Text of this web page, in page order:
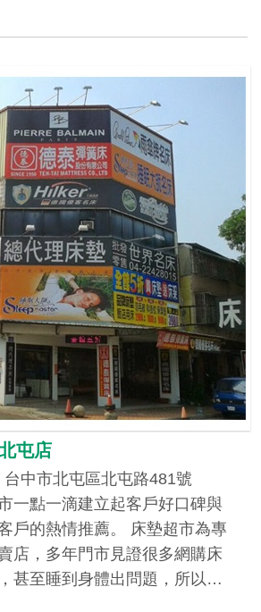
屯店
台中市北屯區北屯路481號
一點一滴建立起客戶好口碑與
戶的熱情推薦。 床墊超市為專
店，多年門市見證很多網購床
甚至睡到身體出問題，所以…